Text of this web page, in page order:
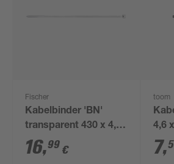
Fischer
Kabelbinder 'BN'
transparent 430 x 4,8
mm, 100 Stück
16,99 €
toom
4,6
7,